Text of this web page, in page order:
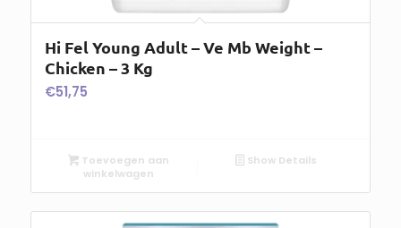
Hi Fel Young Adult – Ve Mb Weight –
Chicken – 3 Kg
€51,75
Toevoegen aan
winkelwagen
Show Details